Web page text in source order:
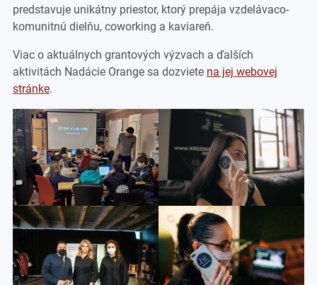
predstavuje unikátny priestor, ktorý prepája vzdelávaco-
komunitnú dielňu, coworking a kaviareň.
Viac o aktuálnych grantových výzvach a ďalších
aktivitách Nadácie Orange sa dozviete na jej webovej
stránke.